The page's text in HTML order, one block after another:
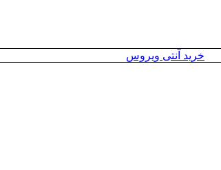
خرید آنتی ویروس